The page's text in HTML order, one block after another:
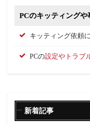
PCのキッティング
キッティング依頼
PCの設定やトラブ
新着記事